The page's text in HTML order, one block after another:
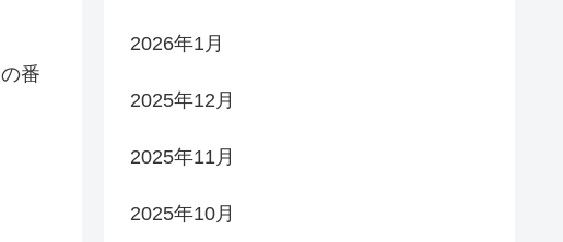
番
2026年1月
2025年12月
2025年11月
2025年10月